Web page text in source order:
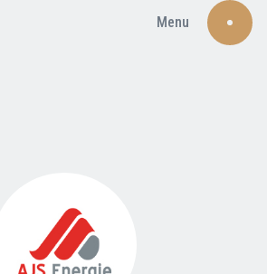
Menu